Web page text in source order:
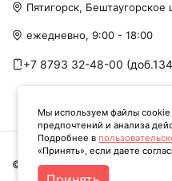
Пятигорск, Бештаугорское
ежедневно, 9:00 - 18:00
+7 8793 32-48-00
© Твоя книга. Все права
Мы используем файлы cookie
предпочтений и анализа
Подробнее в
«Принять», если даете